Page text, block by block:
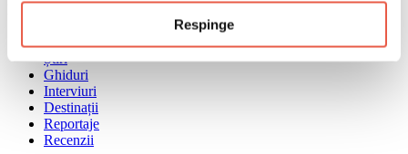
Respinge
Meniu
Acasă
Știri
Ghiduri
Interviuri
Destinații
Reportaje
Recenzii